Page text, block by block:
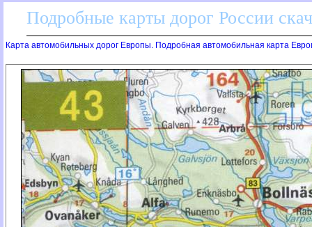
Подробные карты дорог России
Карта автомобильных дорог Европы. Подробная автомобильная карта